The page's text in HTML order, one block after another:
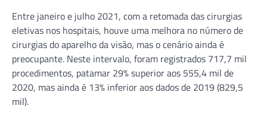
Entre janeiro e julho 2021, com a retomada das cirurgias
eletivas nos hospitais, houve uma melhora no número de
cirurgias do aparelho da visão, mas o cenário ainda é
preocupante. Neste intervalo, foram registrados 717,7 mil
procedimentos, patamar 29% superior aos 555,4 mil de
2020, mas ainda é 13% inferior aos dados de 2019 (829,5
mil).